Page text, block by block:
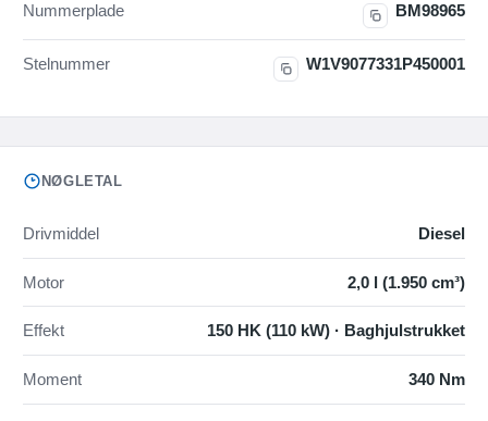
Nummerplade BM98965
Stelnummer W1V9077331P450001
NØGLETAL
Drivmiddel Diesel
Motor 2,0 l (1.950 cm³)
Effekt 150 HK (110 kW) · Baghjulstrukket
Moment 340 Nm